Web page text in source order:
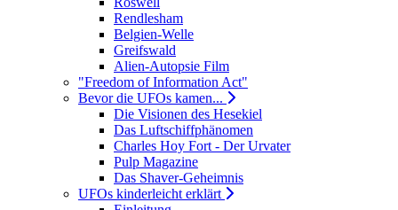
Rendlesham
Belgien-Welle
Greifswald
Alien-Autopsie Film
"Freedom of Information Act"
Bevor die UFOs kamen...
Die Visionen des Hesekiel
Das Luftschiffphänomen
Charles Hoy Fort - Der Urvater
Pulp Magazine
Das Shaver-Geheimnis
UFOs kinderleicht erklärt